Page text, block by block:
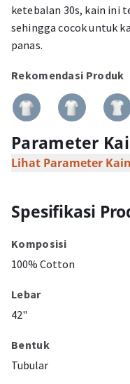
ketebalan 30s, kain ini
sehingga cocok untuk
panas.
Rekomendasi Produk
Parameter
Lihat Parameter Kain
Spesifikasi
Komposisi
100% Cotton
Lebar
42"
Bentuk
Tubular